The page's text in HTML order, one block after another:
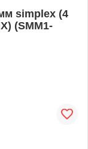
simplex (4
(SMM1-